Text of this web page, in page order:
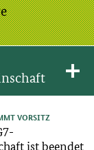
VORSITZ
ist beendet